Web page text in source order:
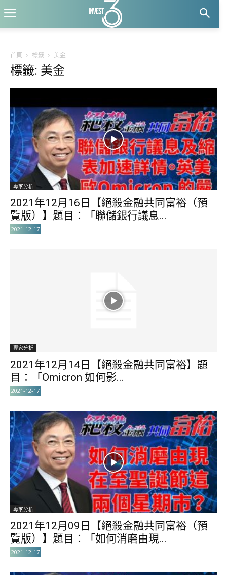
首頁 標籤 美金
標籤: 美金
專家分析
2021年12月16日【絕殺金融共同富裕（預
覽版）】題目：「聯儲銀行議息...
2021-12-17
專家分析
2021年12月14日【絕殺金融共同富裕】題
目：「Omicron 如何影...
2021-12-17
專家分析
2021年12月09日【絕殺金融共同富裕（預
覽版）】題目：「如何消磨由現...
2021-12-17